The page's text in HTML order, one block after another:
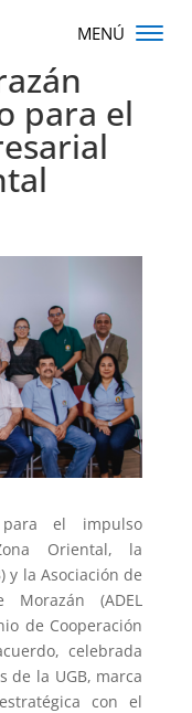
para el
el impulso
Oriental, la
y la Asociación de
Morazán (ADEL
de Cooperación
celebrada
de la UGB, marca
con el